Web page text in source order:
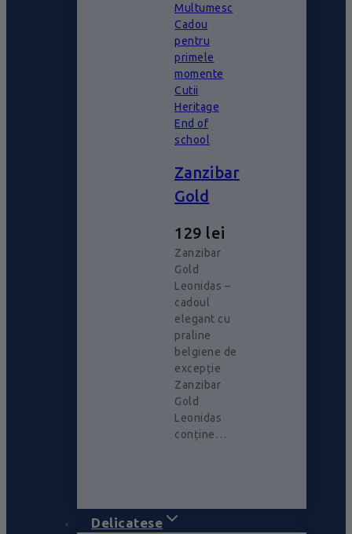
Multumesc
Cadou
pentru
primele
momente
Cutii
Heritage
End of
school
Zanzibar
Gold
129 lei
Zanzibar
Gold
Leonidas –
cadoul
elegant cu
praline
belgiene de
excepție
Zanzibar
Gold
Leonidas
conține…
Delicatese